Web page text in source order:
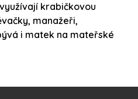
krabičkovou
manažeři,
i matek na mateřské